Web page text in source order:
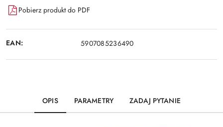
Pobierz produkt do PDF
EAN: 5907085236490
OPIS PARAMETRY ZADAJ PYTANIE